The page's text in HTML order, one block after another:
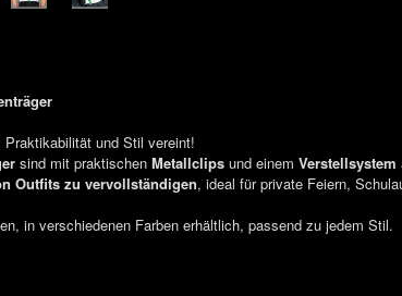
und Stil vereint!
sind mit praktischen Metallclips und einem Verstellsystem
Outfits zu vervollständigen, ideal für private Feiern,
in verschiedenen Farben erhältlich, passend zu jedem Stil.